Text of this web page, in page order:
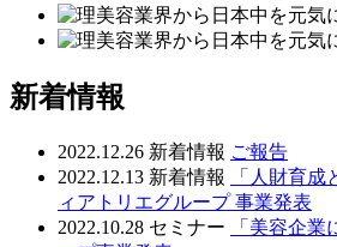
新着情報
2022.12.26 新着情報 ご報告
2022.12.13 新着情報
「人財育
ィアトリエグループ 事業発表
2022.10.28 セミナー
「美容企業